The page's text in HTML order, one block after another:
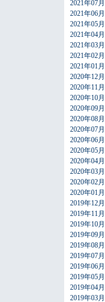
2021年07月
2021年06月
2021年05月
2021年04月
2021年03月
2021年02月
2021年01月
2020年12月
2020年11月
2020年10月
2020年09月
2020年08月
2020年07月
2020年06月
2020年05月
2020年04月
2020年03月
2020年02月
2020年01月
2019年12月
2019年11月
2019年10月
2019年09月
2019年08月
2019年07月
2019年06月
2019年05月
2019年04月
2019年03月